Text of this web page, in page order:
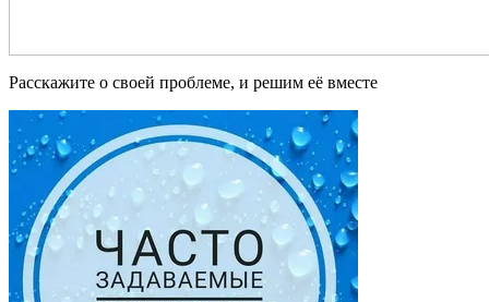
Расскажите о своей проблеме, и решим её вместе